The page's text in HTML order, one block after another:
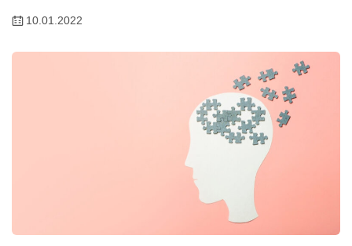
10.01.2022